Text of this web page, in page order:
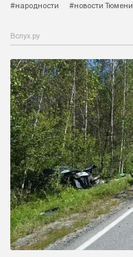
#народности
#новости Тюмени
Вслух.ру